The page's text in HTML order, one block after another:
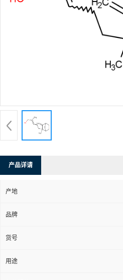
产品详请
产地
品牌
货号
用途